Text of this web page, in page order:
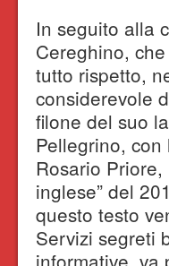
In seguito alla
Cereghino,
tutto rispetto,
considerevole
filone del suo
Pellegrino, con
Rosario
inglese” del
questo testo
Servizi segreti